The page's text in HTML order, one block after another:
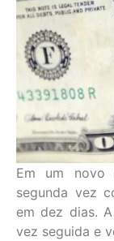
Em um
segunda vez
em dez dias.
vez seguida e